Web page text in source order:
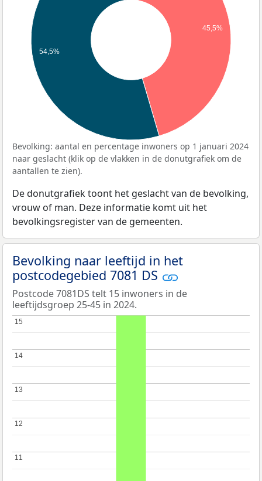
45,5%
54,5%
Bevolking: aantal en percentage inwoners op 1 januari 2024
naar geslacht (klik op de vlakken in de donutgrafiek om de
aantallen te zien).
De donutgrafiek toont het geslacht van de bevolking,
vrouw of man. Deze informatie komt uit het
bevolkingsregister van de gemeenten.
Bevolking naar leeftijd in het
postcodegebied 7081 DS
Postcode 7081DS telt 15 inwoners in de
leeftijdsgroep 25-45 in 2024.
11
11
12
12
13
13
14
14
15
15